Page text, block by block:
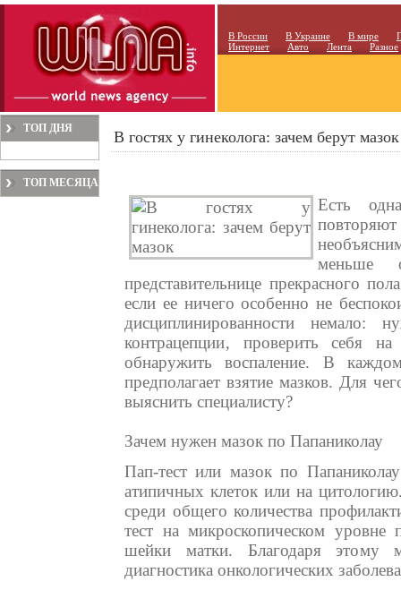
В России В Украине В мире
Интернет
Авто Лента Разное
ТОП ДНЯ
ТОП МЕСЯЦА
В гостях у гинеколога: зачем берут мазок
Есть
меньше
представительнице прекрасного
если ее ничего особенно не
дисциплинированности немало:
контрацепции‚ проверить себя
обнаружить воспаление. В
предполагает взятие мазков. Для
выяснить специалисту?
Зачем нужен мазок по Папаниколау
Пап-тест или мазок по
атипичных клеток или на
среди общего количества
тест на микроскопическом уровне
шейки матки. Благодаря этому
диагностика онкологических